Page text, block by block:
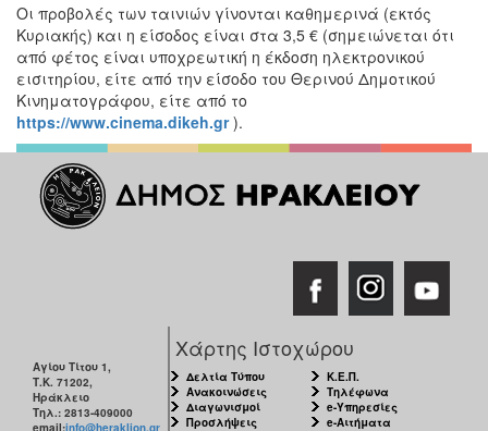
Οι προβολές των ταινιών γίνονται καθημερινά (εκτός
Κυριακής) και η είσοδος είναι στα 3,5 € (σημειώνεται ότι
από φέτος είναι υποχρεωτική η έκδοση ηλεκτρονικού
εισιτηρίου, είτε από την είσοδο του Θερινού Δημοτικού
Κινηματογράφου, είτε από το
https://www.cinema.dikeh.gr).
Αγίου Τίτου 1,
Τ.Κ. 71202,
Ηράκλειο
Τηλ.: 2813-409000
email:info@heraklion.gr
Χάρτης Ιστοχώρου
Δελτία Τύπου
Ανακοινώσεις
Διαγωνισμοί
Προσλήψεις
Κ.Ε.Π.
Τηλέφωνα
e-Υπηρεσίες
e-Αιτήματα